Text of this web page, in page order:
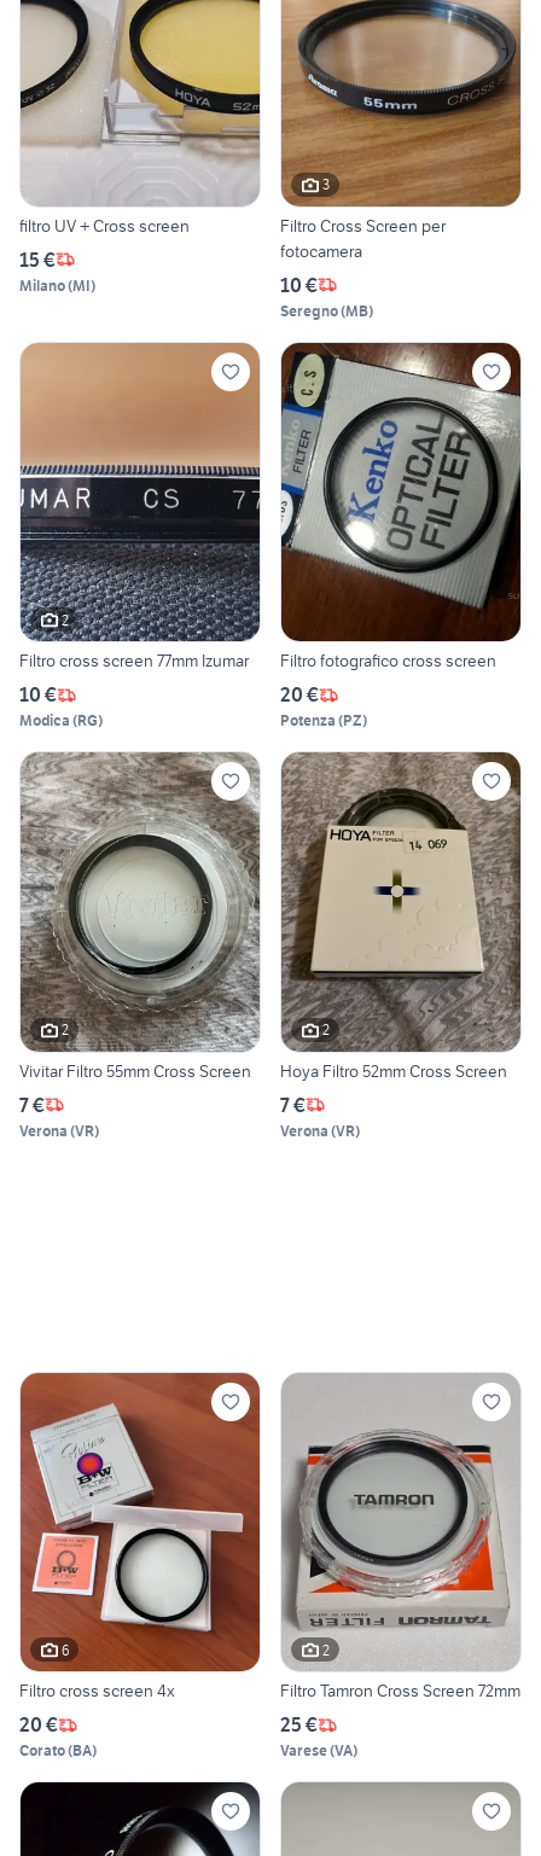
filtro UV + Cross screen
15 €
Milano(MI)
3
Filtro Cross Screen per
fotocamera
10 €
Seregno(MB)
2
Filtro cross screen 77mm Izumar
10 €
Modica (RG)
Filtro fotografico cross screen
20 €
Potenza (PZ)
2
Vivitar Filtro 55mm Cross Screen
7 €
Verona (VR)
2
Hoya Filtro 52mm Cross Screen
7 €
Verona (VR)
6
Filtro cross screen 4x
20 €
Corato(BA)
2
Filtro Tamron Cross Screen 72mm
25 €
Varese(VA)